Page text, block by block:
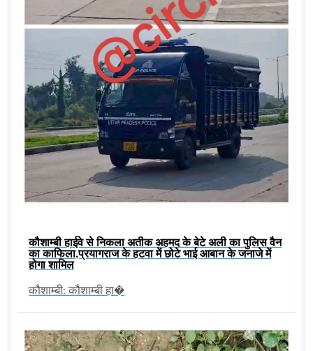
कौशाम्बी हाईवे से निकला अतीक अहमद के बेटे अली का पुलिस वैन
का काफिला,प्रयागराज के हटवा में छोटे भाई आबान के जनाजे में
होगा शामिल
कौशाम्बी: कौशाम्बी हा�